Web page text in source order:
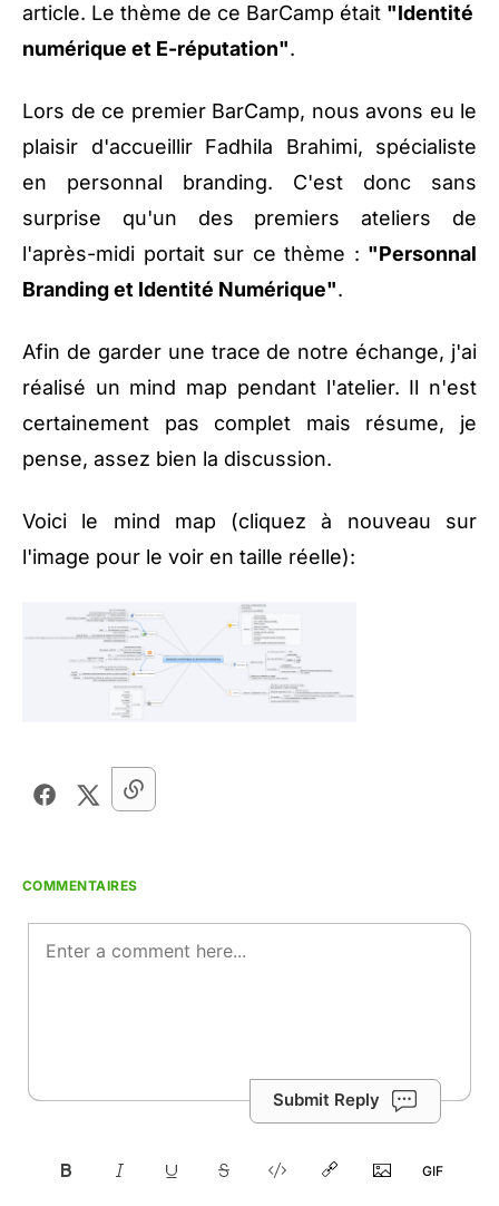
article. Le thème de ce BarCamp était "Identité
numérique et E-réputation".
Lors de ce premier BarCamp, nous avons eu le
plaisir d'accueillir Fadhila Brahimi, spécialiste
en personnal branding. C'est donc sans
surprise qu'un des premiers ateliers de
l'après-midi portait sur ce thème : "Personnal
Branding et Identité Numérique".
Afin de garder une trace de notre échange, j'ai
réalisé un mind map pendant l'atelier. Il n'est
certainement pas complet mais résume, je
pense, assez bien la discussion.
Voici le mind map (cliquez à nouveau sur
l'image pour le voir en taille réelle):
COMMENTAIRES
Submit Reply